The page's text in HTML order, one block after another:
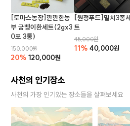
[토마스농장]깐깐한농
부 굼벵이환세트(2gx3
0포 3통)
150,000원
20% 120,000원
[원정푸드]멸치3종세
트
45,000원
11% 40,000원
사천의 인기장소
사천의 가장 인기있는 장소들을 살펴보세요